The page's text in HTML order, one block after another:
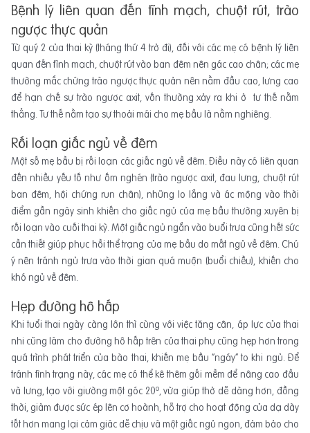
Bệnh lý liên quan đến tĩnh mạch, chuột rút, trào
ngược thực quản
Từ quý 2 của thai kỳ (tháng thứ 4 trở đi), đối với các mẹ có bệnh lý liên
quan đến tĩnh mạch, chuột rút vào ban đêm nên gác cao chân; các mẹ
thường mắc chứng trào ngược thực quản nên nằm đầu cao, lưng cao
để hạn chế sự trào ngược axit, vốn thường xảy ra khi ở tư thế nằm
thẳng. Tư thế nằm tạo sự thoải mái cho mẹ bầu là nằm nghiêng.
Rối loạn giấc ngủ về đêm
Một số mẹ bầu bị rối loạn các giấc ngủ về đêm. Điều này có liên quan
đến nhiều yếu tố như ốm nghén (trào ngược axit, đau lưng, chuột rút
ban đêm, hội chứng run chân), những lo lắng và ác mộng vào thời
điểm gần ngày sinh khiến cho giấc ngủ của mẹ bầu thường xuyên bị
rối loạn vào cuối thai kỳ. Một giấc ngủ ngắn vào buổi trưa cũng hết sức
cần thiết giúp phục hồi thể trạng của mẹ bầu do mất ngủ về đêm. Chú
ý nên tránh ngủ trưa vào thời gian quá muộn (buổi chiều), khiến cho
khó ngủ về đêm.
Hẹp đường hô hấp
Khi tuổi thai ngày càng lớn thì cùng với việc tăng cân, áp lực của thai
nhi cũng làm cho đường hô hấp trên của thai phụ cũng hẹp hơn trong
quá trình phát triển của bào thai, khiến mẹ bầu “ngáy” to khi ngủ. Để
tránh tình trạng này, các mẹ có thể kê thêm gối mềm để nâng cao đầu
và lưng, tạo với giường một góc 20o, vừa giúp thở dễ dàng hơn, đồng
thời, giảm được sức ép lên cơ hoành, hỗ trợ cho hoạt động của dạ dày
tốt hơn mang lại cảm giác dễ chịu và một giấc ngủ ngon, đảm bảo cho